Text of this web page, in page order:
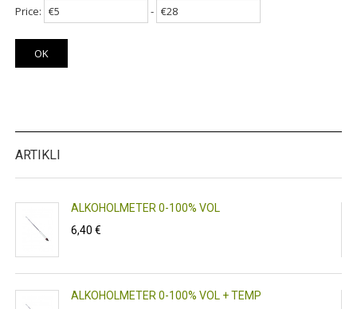
Price: -
OK
ARTIKLI
ALKOHOLMETER 0-100% VOL
6,40 €
ALKOHOLMETER 0-100% VOL + TEMP